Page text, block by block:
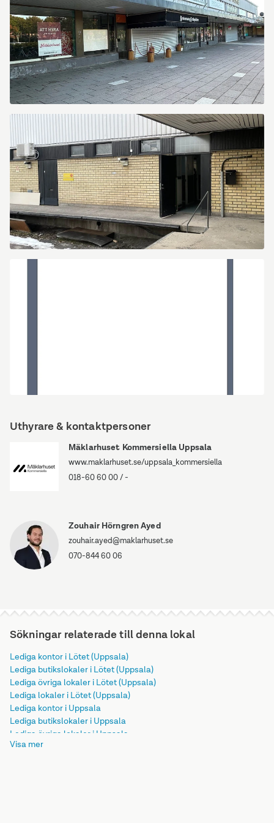
Uthyrare & kontaktpersoner
Mäklarhuset Kommersiella Uppsala
www.maklarhuset.se/uppsala_kommersiella
018-60 60 00/-
Zouhair Hörngren Ayed
zouhair.ayed@maklarhuset.se
070-844 60 06
Sökningar relaterade till denna lokal
Lediga kontor i Lötet (Uppsala)
Lediga butikslokaler i Lötet (Uppsala)
Lediga övriga lokaler i Lötet (Uppsala)
Lediga lokaler i Lötet (Uppsala)
Lediga kontor i Uppsala
Lediga butikslokaler i Uppsala
Lediga övriga lokaler i Uppsala
Lediga lokaler i Uppsala
Visa mer